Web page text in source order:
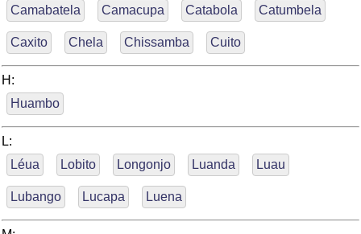
Camabatela Camacupa Catabola Catumbela
Caxito Chela Chissamba Cuito
H:
Huambo
L:
Léua
Lobito Longonjo Luanda Luau
Lubango Lucapa Luena